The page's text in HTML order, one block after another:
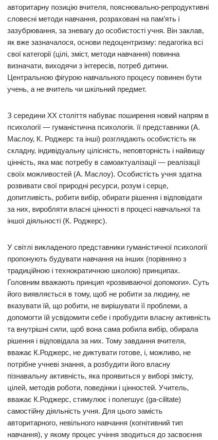
авторитарну позицію вчителя, пояснювально-репродуктивні
словесні методи навчання, розраховані на пам’ять і
зазубрювання, за зневагу до особистості учня. Він заклав,
як вже зазначалося, основи педоцентризму: педагогіка всі
свої категорії (цілі, зміст, методи навчання) повинна
визначати, виходячи з інтересів, потреб дитини.
Центральною фігурою навчального процесу повинен бути
учень, а не вчитель чи шкільний предмет.
З середини XX століття набуває поширення новий напрям в
психології — гуманістична психологія. її представники (А.
Маслоу, К. Роджерс та інші) розглядають особистість як
складну, індивідуальну цілісність, неповторність і найвищу
цінність, яка має потребу в самоактуалізації — реалізації
своїх можливостей (А. Маслоу). Особистість учня здатна
розвивати свої природні ресурси, розум і серце,
допитливість, робити вибір, обирати рішення і відповідати
за них, виробляти власні цінності в процесі навчальної та
іншої діяльності (К. Роджерс).
У світлі викладеного представники гуманістичної психології
пропонують будувати навчання на інших (порівняно з
традиційною і технократичною школою) принципах.
Головним вважають принцип «розвиваючої допомоги». Суть
його виявляється в тому, щоб не робити за людину, не
вказувати їй, що робити, не вирішувати її проблеми, а
допомогти їй усвідомити себе і пробудити власну активність
та внутрішні сили, щоб вона сама робила вибір, обирала
рішення і відповідала за них. Тому завдання вчителя,
вважає К.Роджерс, не диктувати готове, і, можливо, не
потрібне учневі знання, а розбудити його власну
пізнавальну активність, яка проявиться у виборі змісту,
цілей, методів роботи, поведінки і цінностей. Учитель,
вважає К.Роджерс, стимулює і полегшує (ga-cilitate)
самостійну діяльність учня. Для цього замість
авторитарного, невільного навчання (когнітивний тип
навчання), у якому процес учіння зводиться до засвоєння